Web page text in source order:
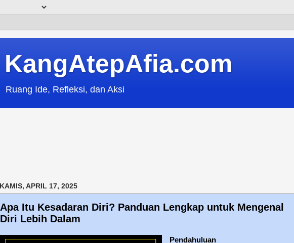
KangAtepAfia.com
Ruang Ide, Refleksi, dan Aksi
KAMIS, APRIL 17, 2025
Apa Itu Kesadaran Diri? Panduan Lengkap untuk Mengenal
Diri Lebih Dalam
Pendahuluan